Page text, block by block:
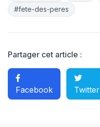
#fete-des-peres
Partager cet article :
Facebook Twitter